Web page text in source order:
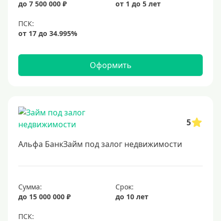
7%
9%
10%
12%
13%
14%
17%
18%
19%
до 7 500 000 ₽
от 1 до 5 лет
Оформить
5
Альфа БанкЗайм под залог недвижимости
Сумма:
до 15 000 000 ₽
Срок:
до 10 лет